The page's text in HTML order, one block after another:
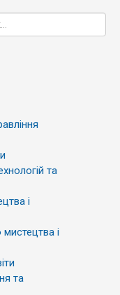
та
і
і
та